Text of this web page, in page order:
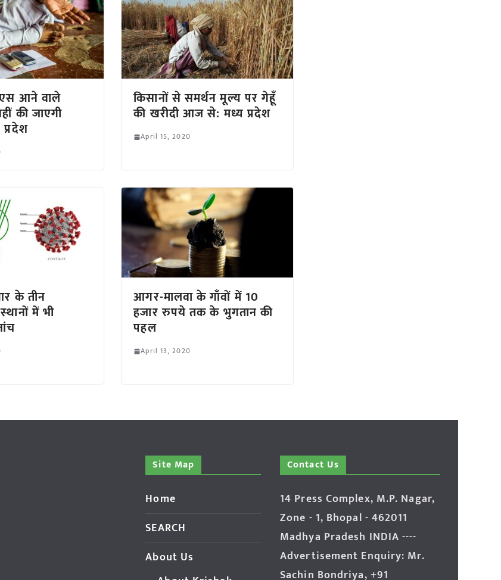
आने वाले
की जाएगी
किसानों से समर्थन मूल्य पर गेहूँ
की खरीदी आज से: मध्य प्रदेश
April 15, 2020
के तीन
में भी
आगर-मालवा के गाँवों में 10
हजार रुपये तक के भुगतान की
पहल
April 13, 2020
Site Map
Home
SEARCH
About Us
Contact Us
14 Press Complex, M.P. Nagar,
Zone - 1, Bhopal - 462011
Madhya Pradesh INDIA ----
Advertisement Enquiry: Mr.
Sachin Bondriya, +91